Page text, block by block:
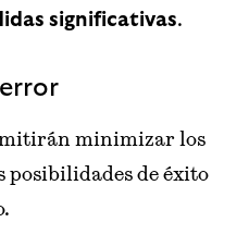
significativas.
minimizar los
de éxito